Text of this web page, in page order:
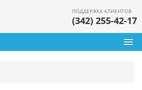
ПОДДЕРЖКА КЛИЕНТОВ
(342) 255-42-17